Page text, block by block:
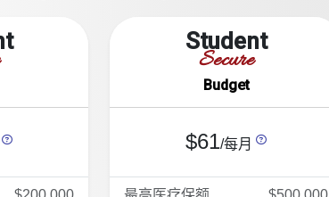
Student
Secure
Budget
$61/每月